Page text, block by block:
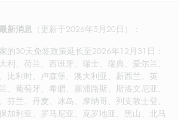
新消息 （更新于2026年5月20日）：
的30天免签政策延长至2026年12月31日：
利、荷兰、西班牙、瑞士、瑞典、爱尔兰、
比利时、卢森堡、澳大利亚、新西兰、英
、葡萄牙、希腊、塞浦路斯、斯洛文尼亚、
芬兰、丹麦、冰岛、摩纳哥、列支敦士登、
加利亚、罗马尼亚、克罗地亚、黑山、北马